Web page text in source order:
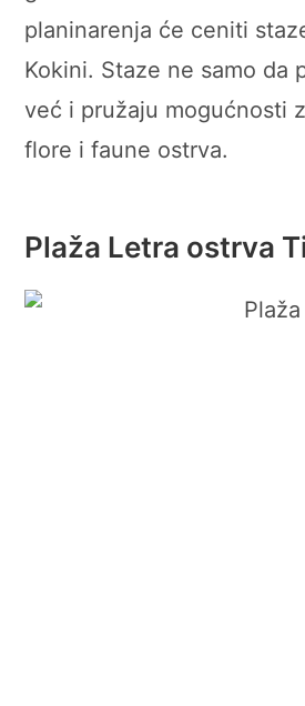
planinarenja će ceniti
Kokini. Staze ne samo da
već i pružaju mogućnosti
flore i faune ostrva.
Plaža Letra ostrva